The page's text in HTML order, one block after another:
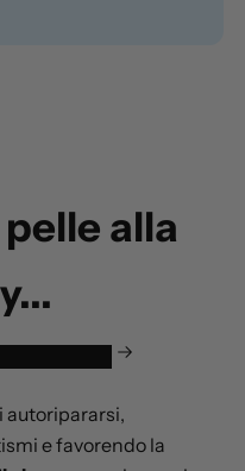
alla
RISULTATI
autoripararsi,
e favorendo la